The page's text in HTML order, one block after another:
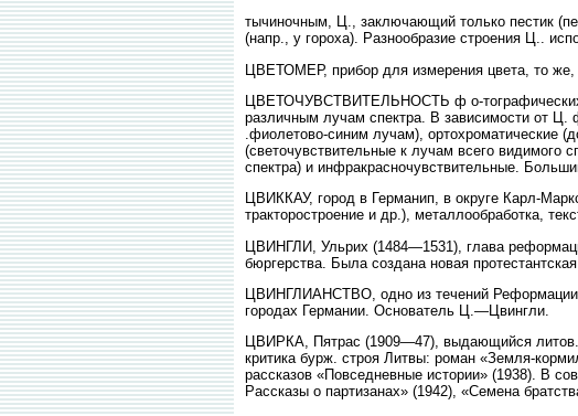
тычиночным, Ц., заключающий только пестик
(напр., у гороха). Разнообразие строения Ц..
ЦВЕТОМЕР, прибор для измерения цвета, то же,
ЦВЕТОЧУВСТВИТЕЛЬНОСТЬ ф о-тографических
различным лучам спектра. В зависимости от Ц.
.фиолетово-синим лучам), ортохроматические
(светочувствительные к лучам всего видимого
спектра) и инфракрасночувствительные.
ЦВИККАУ, город в Германип, в округе Карл-
тракторостроение и др.), металлообработка,
ЦВИНГЛИ, Ульрих (1484—1531), глава
бюргерства. Была создана новая
ЦВИНГЛИАНСТВО, одно из течений
городах Германии. Основатель Ц.—Цвингли.
ЦВИРКА, Пятрас (1909—47), выдающийся литов.
критика бурж. строя Литвы: роман «Земля-
рассказов «Повседневные истории» (1938). В
Рассказы о партизанах» (1942), «Семена